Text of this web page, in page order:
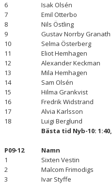
6
Isak Olsén
7
Emil Otterbo
8
Nils Östling
9
Gustav Norrby Granath
10
Selma Österberg
11
Eliot Hemhagen
12
Alexander Keckman
13
Mila Hemhagen
14
Sam Olsén
15
Hilma Grankvist
16
Fredrik Widstrand
17
Alvia Karlsson
18
Luigi Berglund
Bästa tid Nyb-10:
P09-12 Namn
1
Sixten Vestin
2
Malcom Frimodigs
3
Ivar Styffe